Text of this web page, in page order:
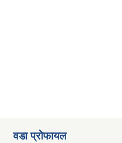
वडा प्रोफायल